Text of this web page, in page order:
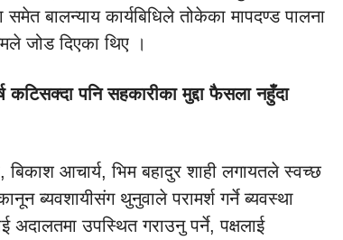
बालन्याय कार्यबिधिले तोकेका मापदण्ड पालना
जोड दिएका थिए ।
कटिसक्दा पनि सहकारीका मुद्दा फैसला नहुँदा
आचार्य, भिम बहादुर शाही लगायतले स्वच्छ
ब्यवशायीसंग थुनुवाले परामर्श गर्ने ब्यवस्था
अदालतमा उपस्थित गराउनु पर्ने, पक्षलाई